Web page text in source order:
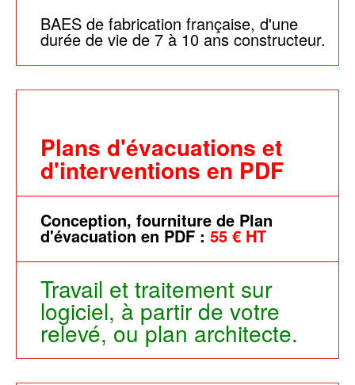
BAES de fabrication française, d'une
durée de vie de 7 à 10 ans constructeur.
Plans d'évacuations et
d'interventions en PDF
Conception, fourniture de Plan
d'évacuation en PDF : 55 € HT
Travail et traitement sur
logiciel, à partir de votre
relevé, ou plan architecte.